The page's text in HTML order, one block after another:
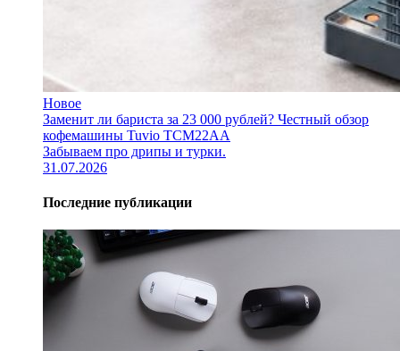
Новое
Заменит ли бариста за 23 000 рублей? Честный обзор
кофемашины Tuvio TCM22AA
Забываем про дрипы и турки.
31.07.2026
Последние публикации